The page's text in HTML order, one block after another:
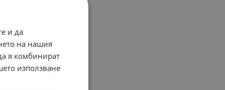
и да
на нашия
я комбинират
използване